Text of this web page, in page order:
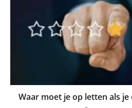
Waar moet je op letten als